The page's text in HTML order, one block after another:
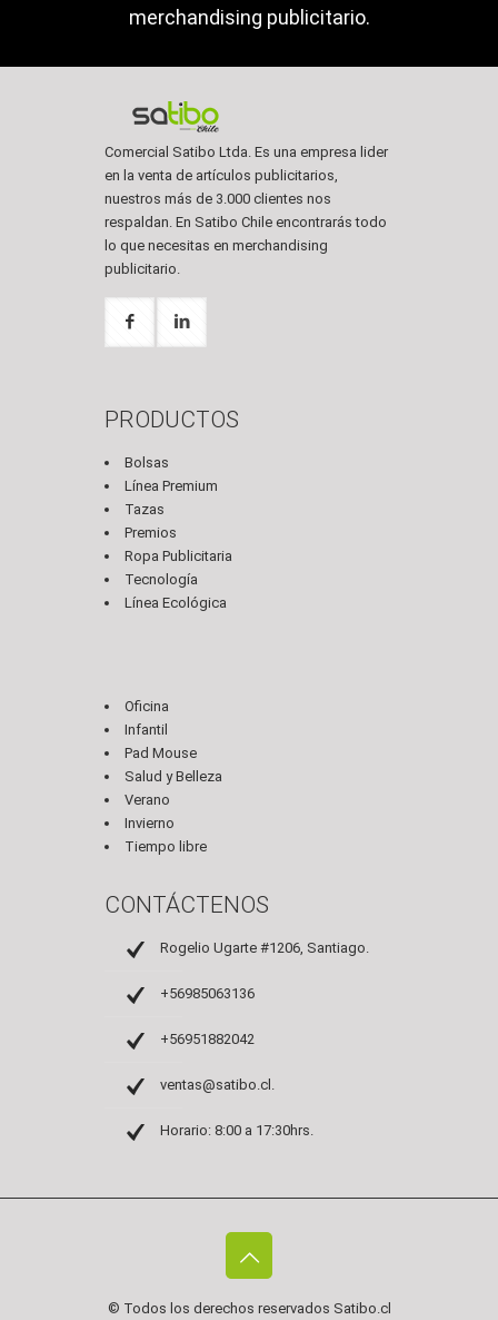
merchandising publicitario.
Comercial Satibo Ltda. Es una empresa lider
en la venta de artículos publicitarios,
nuestros más de 3.000 clientes nos
respaldan. En Satibo Chile encontrarás todo
lo que necesitas en merchandising
publicitario.
PRODUCTOS
Bolsas
Línea Premium
Tazas
Premios
Ropa Publicitaria
Tecnología
Línea Ecológica
Oficina
Infantil
Pad Mouse
Salud y Belleza
Verano
Invierno
Tiempo libre
CONTÁCTENOS
Rogelio Ugarte #1206, Santiago.
+56985063136
+56951882042
ventas@satibo.cl.
Horario: 8:00 a 17:30hrs.
© Todos los derechos reservados Satibo.cl